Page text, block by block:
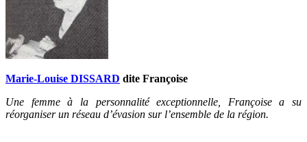
Marie-Louise DISSARD dite Françoise
Une femme à la personnalité exceptionnelle, Françoise a su
réorganiser un réseau d’évasion sur l’ensemble de la région.